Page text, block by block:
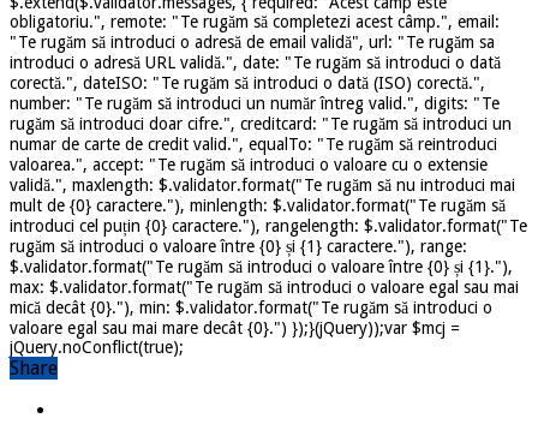
obligatoriu.", remote: "Te rugăm să completezi acest câmp.", email:
"Te rugăm să introduci o adresă de email validă", url: "Te rugăm sa
introduci o adresă URL validă.", date: "Te rugăm să introduci o dată
corectă.", dateISO: "Te rugăm să introduci o dată (ISO) corectă.",
number: "Te rugăm să introduci un număr întreg valid.", digits: "Te
rugăm să introduci doar cifre.", creditcard: "Te rugăm să introduci un
numar de carte de credit valid.", equalTo: "Te rugăm să reintroduci
valoarea.", accept: "Te rugăm să introduci o valoare cu o extensie
validă.", maxlength: $.validator.format("Te rugăm să nu introduci mai
mult de {0} caractere."), minlength: $.validator.format("Te rugăm să
introduci cel puțin {0} caractere."), rangelength: $.validator.format("Te
rugăm să introduci o valoare între {0} și {1} caractere."), range:
$.validator.format("Te rugăm să introduci o valoare între {0} și {1}."),
max: $.validator.format("Te rugăm să introduci o valoare egal sau mai
mică decât {0}."), min: $.validator.format("Te rugăm să introduci o
valoare egal sau mai mare decât {0}.") });}(jQuery));var $mcj =
jQuery.noConflict(true);
Share